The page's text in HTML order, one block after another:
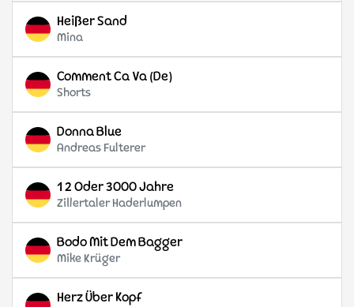
Heißer Sand
Mina
Comment Ca Va (De)
Shorts
Donna Blue
Andreas Fulterer
1 2 Oder 3000 Jahre
Zillertaler Haderlumpen
Bodo Mit Dem Bagger
Mike Krüger
Herz Über Kopf